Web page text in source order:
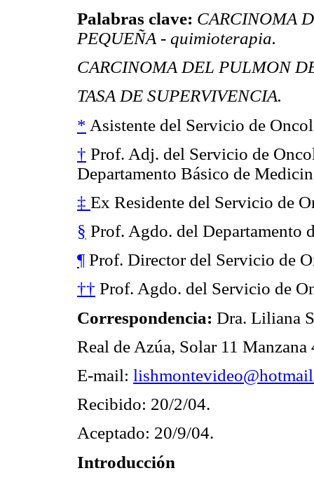
Palabras clave: CARCINOMA
PEQUEÑA - quimioterapia.
CARCINOMA DEL PULMON
TASA DE SUPERVIVENCIA.
* Asistente del Servicio de
† Prof. Adj. del Servicio de
Departamento Básico de
‡ Ex Residente del Servicio de
§ Prof. Agdo. del Departamento
¶ Prof. Director del Servicio de
†† Prof. Agdo. del Servicio de
Correspondencia: Dra. Liliana
Real de Azúa, Solar 11
E-mail:
Recibido: 20/2/04.
Aceptado: 20/9/04.
Introducción